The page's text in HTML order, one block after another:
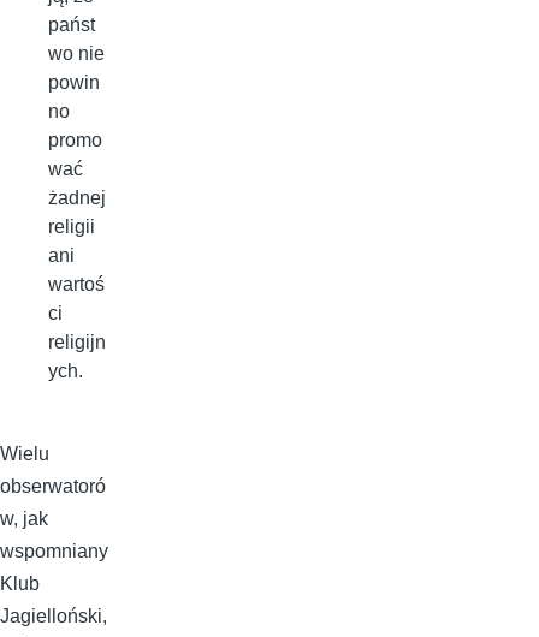
państ
wo nie
powin
no
promo
wać
żadnej
religii
ani
wartoś
ci
religijn
ych.
Wielu
obserwatoró
w, jak
wspomniany
Klub
Jagielloński,